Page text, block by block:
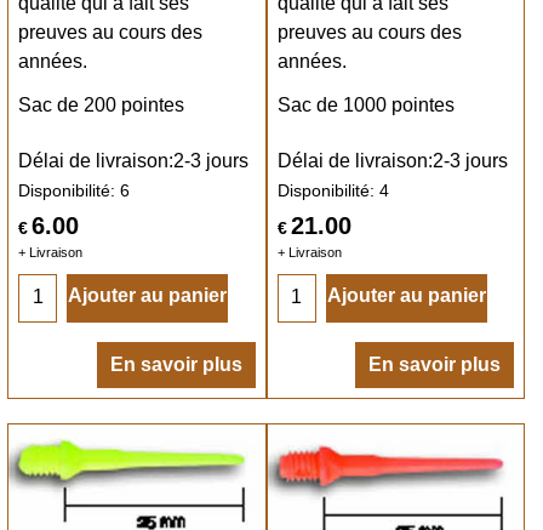
preuves au cours des
années.
Sac de 200 pointes
€6.00
+ Livraison
Délai de livraison:2-3 jours
Disponibilité: 6
Ajouter au panier
En savoir plus
preuves au cours des
années.
Sac de 1000 pointes
€ 21.00
+ Livraison
Délai de livraison:2-3 jours
Disponibilité: 4
Ajouter au panier
En savoir plus